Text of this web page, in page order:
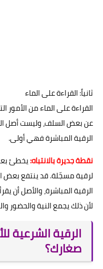
ثانياً: القراءة على الماء
القراءة على الماء من الأمور
عن بعض السلف، وليست أصل
الرقية المباشرة فهي أولى.
نقطة جديرة بالانتباه:يخطئ
لرقية مسجّلة. قد ينتفع بعض
الرقية المباشرة، والأصل أن
لأن ذلك يجمع النية والحضور
الرقية الشرعية
صغارك؟